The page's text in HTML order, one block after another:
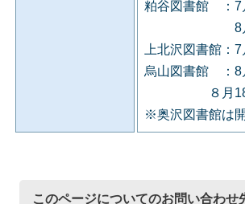
粕谷図書館 ：7
8月 5日
上北沢図書館
烏山図書館 ：8
８月18日
※奥沢図書館は
このページについてのお問い合わせ